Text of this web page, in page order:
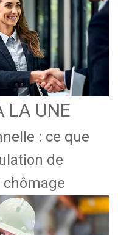
LA UNE
: ce que
de